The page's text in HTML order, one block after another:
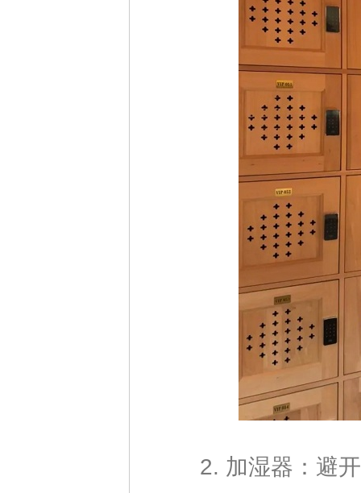
2. 加湿器：避开